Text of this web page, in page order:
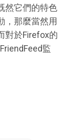
然它們的特色
，那麼當然用
對於Firefox的
監